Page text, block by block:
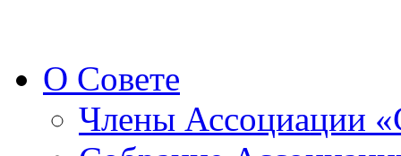
О Совете
Члены Ассоциации